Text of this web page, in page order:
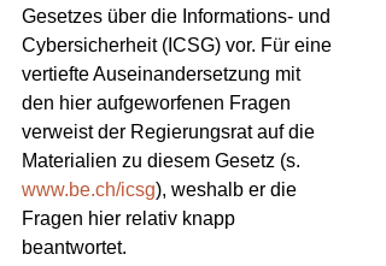
Gesetzes über die Informations- und
Cybersicherheit (ICSG) vor. Für eine
vertiefte Auseinandersetzung mit
den hier aufgeworfenen Fragen
verweist der Regierungsrat auf die
Materialien zu diesem Gesetz (s.
www.be.ch/icsg), weshalb er die
Fragen hier relativ knapp
beantwortet.